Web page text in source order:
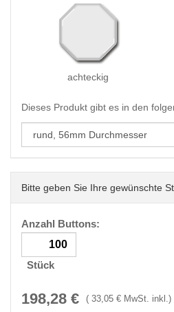
achteckig
Dieses Produkt gibt es in den
Bitte geben Sie Ihre gewünschte
Anzahl Buttons:
Stück
198,28 € ( 33,05 € MwSt. inkl.)